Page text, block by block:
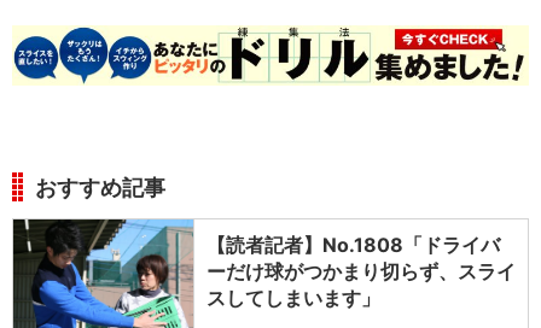
おすすめ記事
【読者記者】No.1808「ドライバ
ーだけ球がつかまり切らず、スライ
スしてしまいます」